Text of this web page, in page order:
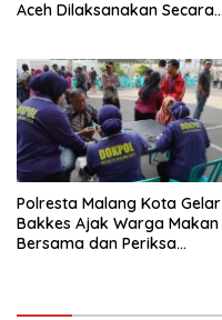
Aceh Dilaksanakan Secara
Polresta Malang Kota Gelar
Bakkes Ajak Warga Makan
Bersama dan Periksa